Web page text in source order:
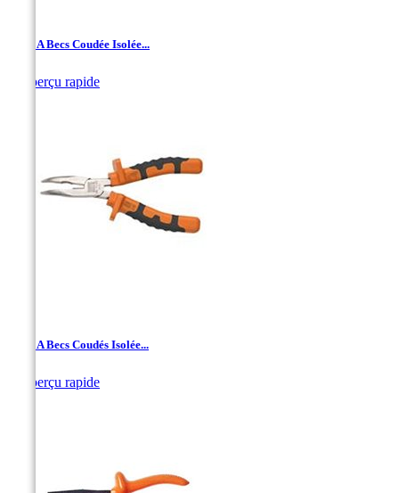
Pince A Becs Coudée Isolée...
Aperçu rapide
Pince A Becs Coudés Isolée...
Aperçu rapide